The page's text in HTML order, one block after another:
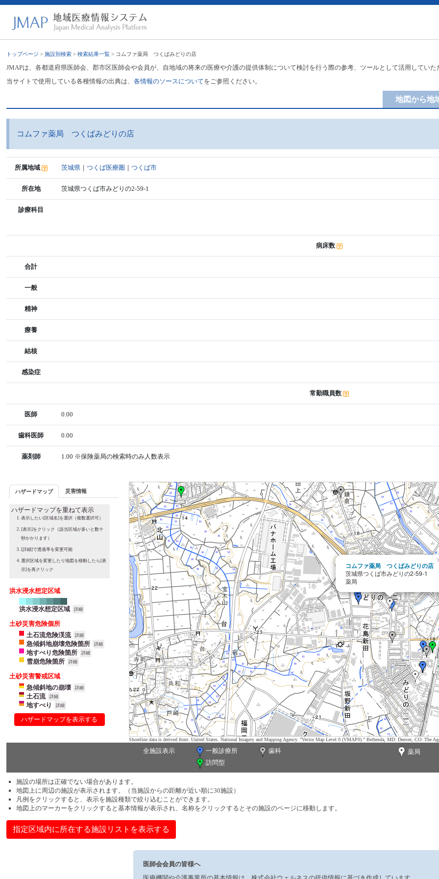
トップページ >施設別検索 >検索結果一覧 > コムファ薬局 つくばみどりの店
JMAPは、各都道府県医師会、郡市区医師会や会員が、自地域の将来の医療や介護の提供体制について検討を行う際の参考、ツールとして活用してい
当サイトで使用している各種情報の出典は、各情報のソースについてをご参照ください。
地図から地
コムファ薬局 つくばみどりの店
所属地域 茨城県 ｜つくば医療圏 ｜つくば市
所在地 茨城県つくば市みどりの2-59-1
診療科目
病床数
合計
一般
精神
療養
結核
感染症
常勤職員数
医師 0.00
歯科医師 0.00
薬剤師 1.00 ※保険薬局の検索時のみ人数表示
ハザードマップ 災害情報
ハザードマップを重ねて表示
表示したい[区域名]を選択（複数選択可）
[表示]をクリック（該当区域が多いと数十
秒かかります）
[詳細]で透過率を変更可能
選択区域を変更したり地図を移動したら[表
示]を再クリック
洪水浸水想定区域
洪水浸水想定区域 詳細
土砂災害危険個所
土石流危険渓流
詳細
急傾斜地崩壊危険箇所 詳細
地すべり危険箇所 詳細
雪崩危険箇所 詳細
土砂災害警戒区域
急傾斜地の崩壊
詳細
土石流 詳細
地すべり 詳細
ハザードマップを表示する
コムファ薬局 つくばみどりの店
茨城県つくば市みどりの2-59-1
薬局
Shoreline data is derived from: United States. National Imagery and Mapping Agency. "Vector Map Level 0 (VMAP0)." Bethesda, MD: Denver, CO: The
全施設表示 一般診療所 歯科
薬局
訪問型
施設の場所は正確でない場合があります。
地図上に周辺の施設が表示されます。（当施設からの距離が近い順に30施設）
凡例をクリックすると、表示を施設種類で絞り込むことができます。
地図上のマーカーをクリックすると基本情報が表示され、名称をクリックするとその施設のページに移動します。
指定区域内に所在する施設リストを表示する
医師会会員の皆様へ